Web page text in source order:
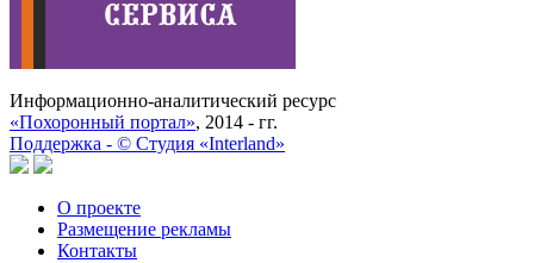
Информационно-аналитический ресурс
«Похоронный портал», 2014 - гг.
Поддержка - © Cтудия «Interland»
О проекте
Размещение рекламы
Контакты